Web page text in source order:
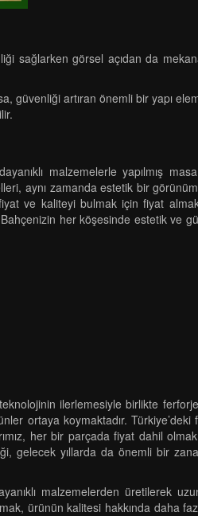
sağlarken görsel açıdan da
güvenliği artıran önemli bir yapı
malzemelerle yapılmış
aynı zamanda estetik bir
ve kaliteyi bulmak için fiyat
Bahçenizin her köşesinde estetik ve
ilerlemesiyle birlikte
ortaya koymaktadır. Türkiye’deki
her bir parçada fiyat dahil
gelecek yıllarda da önemli bir
malzemelerden üretilerek
ürünün kalitesi hakkında daha